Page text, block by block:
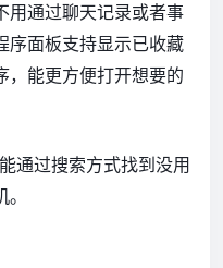
用通过聊天记录或者事
序面板支持显示已收藏
，能更方便打开想要的
通过搜索方式找到没用